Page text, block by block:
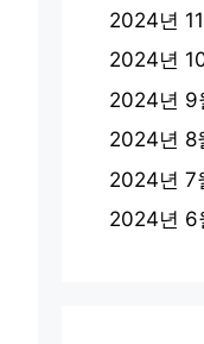
2024년
2024년
2024년 9
2024년 8
2024년 7
2024년 6